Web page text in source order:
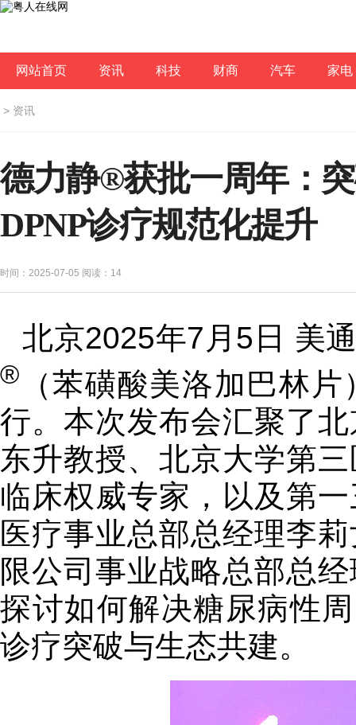
网站首页 资讯 科技 财商 汽车 家电
> 资讯
德力静®获批一周年：
DPNP诊疗规范化提升
时间：2025-07-05 阅读： 14
北京2025年7月5日 美
® （苯磺酸美洛加巴林
行。本次发布会汇聚了
东升教授、北京大学第
临床权威专家，以及第
医疗事业总部总经理李
限公司事业战略总部总
探讨如何解决糖尿病性
诊疗突破与生态共建。